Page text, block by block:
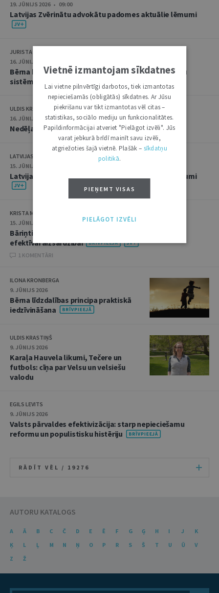
19. JŪNIJS 2026 • 09:00
Latvijas Zvērinātu advokātu padomes aktuālie lēmumi
JURISTA VĀRDS
16. JŪNIJS 2026 • 08:15
Bērna balss un starptautiskie līgumi Latvijas tiesību
sistēmā
ULDIS KRASTIŅŠ
16. JŪNIJS 2026 • 08:00
Nedēļas notikumu apskats: 8.-12. jūnijs
LATVIJAS ZVĒRINĀTU ADVOKĀTU PADOME
15. JŪNIJS 2026 • 14:22
Latvijas Zvērinātu advokātu padomes aktuālie lēmumi
KRISTA MILBERGA
15. JŪNIJS 2026 • 14:21
Bāriņtiesu likvidācija – solis pretim profesionālai un
efektīvai aizsardzībai
1 KOMENTĀRI
ILONA KRONBERGA
9. JŪNIJS 2026
Bērna līdzdalības principa praktiskā
iedzīvināšana
ULDIS KRASTIŅŠ
9. JŪNIJS 2026
Karaļa Hauvela likumi, Tečere un
futbols: cīņa par Velsu un velsiešu
valodu
EGILS LEVITS
9. JŪNIJS 2026
Valsts pārvaldes efektivizācija: starp nepieciešamu
reformu un populistisku histēriju
RĀDĪT VĒL / 19276
AUTORU KATALOGS
A Ā B C Č D E Ē F G Ģ H I J
K
Ķ
L Ļ M N Ņ O P R S Š T U Ū
V
Z
Ž
Vietnē izmantojam sīkdatnes
Lai vietne pilnvērtīgi darbotos, tiek izmantotas
nepieciešamās (obligātās) sīkdatnes. Ar Jūsu
piekrišanu var tikt izmantotas vēl citas –
statistikas, sociālo mediju un funkcionalitātes.
Papildinformācijai atveriet "Pielāgot izvēli". Jūs
varat jebkurā brīdī mainīt savu izvēli,
atgriežoties šajā vietnē. Plašāk – sīkdatņu
politikā.
PIEŅEMT VISAS
PIELĀGOT IZVĒLI